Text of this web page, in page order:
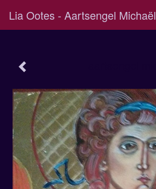
Lia Ootes - Aartsengel Michaël